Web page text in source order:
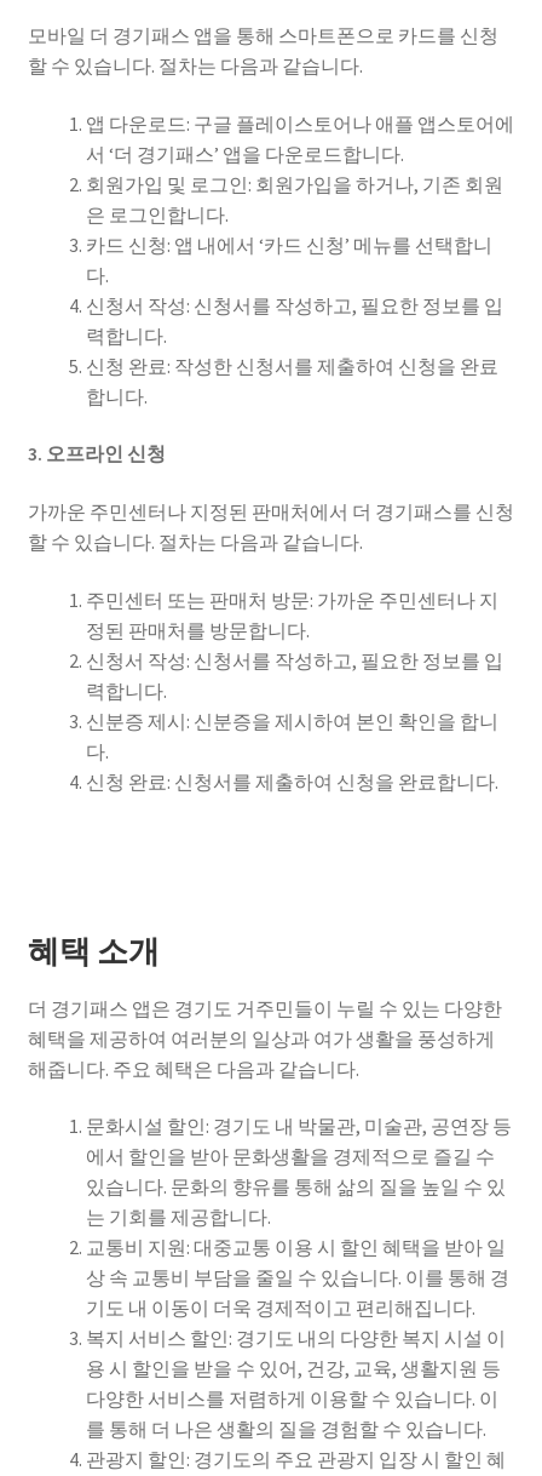
모바일 더 경기패스 앱을 통해 스마트폰으로 카드를 신청
할 수 있습니다. 절차는 다음과 같습니다.
앱 다운로드: 구글 플레이스토어나 애플 앱스토어에
서 ‘더 경기패스’ 앱을 다운로드합니다.
회원가입 및 로그인: 회원가입을 하거나, 기존 회원
은 로그인합니다.
카드 신청: 앱 내에서 ‘카드 신청’ 메뉴를 선택합니
다.
신청서 작성: 신청서를 작성하고, 필요한 정보를 입
력합니다.
신청 완료: 작성한 신청서를 제출하여 신청을 완료
합니다.
3. 오프라인 신청
가까운 주민센터나 지정된 판매처에서 더 경기패스를 신청
할 수 있습니다. 절차는 다음과 같습니다.
주민센터 또는 판매처 방문: 가까운 주민센터나 지
정된 판매처를 방문합니다.
신청서 작성: 신청서를 작성하고, 필요한 정보를 입
력합니다.
신분증 제시: 신분증을 제시하여 본인 확인을 합니
다.
신청 완료: 신청서를 제출하여 신청을 완료합니다.
혜택 소개
더 경기패스 앱은 경기도 거주민들이 누릴 수 있는 다양한
혜택을 제공하여 여러분의 일상과 여가 생활을 풍성하게
해줍니다. 주요 혜택은 다음과 같습니다.
문화시설 할인: 경기도 내 박물관, 미술관, 공연장 등
에서 할인을 받아 문화생활을 경제적으로 즐길 수
있습니다. 문화의 향유를 통해 삶의 질을 높일 수 있
는 기회를 제공합니다.
교통비 지원: 대중교통 이용 시 할인 혜택을 받아 일
상 속 교통비 부담을 줄일 수 있습니다. 이를 통해 경
기도 내 이동이 더욱 경제적이고 편리해집니다.
복지 서비스 할인: 경기도 내의 다양한 복지 시설 이
용 시 할인을 받을 수 있어, 건강, 교육, 생활지원 등
다양한 서비스를 저렴하게 이용할 수 있습니다. 이
를 통해 더 나은 생활의 질을 경험할 수 있습니다.
관광지 할인: 경기도의 주요 관광지 입장 시 할인 혜